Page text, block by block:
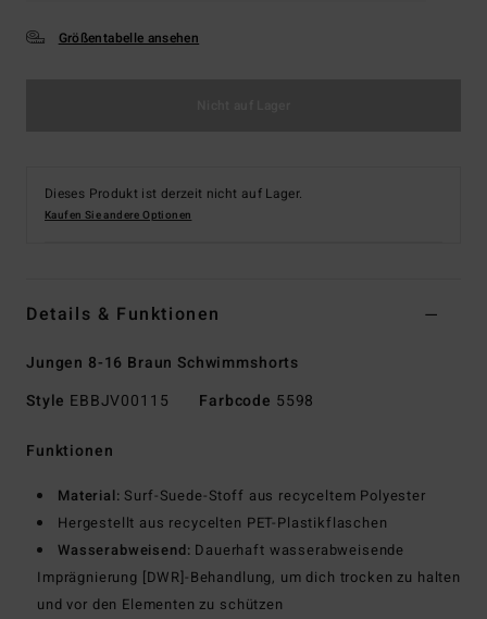
Größentabelle ansehen
Dieses Produkt ist derzeit nicht auf Lager.
Kaufen Sie andere Optionen
Details & Funktionen
Jungen 8-16 Braun Schwimmshorts
Style EBBJV00115 Farbcode 5598
Funktionen
Material: Surf-Suede-Stoff aus recyceltem Polyester
Hergestellt aus recycelten PET-Plastikflaschen
Wasserabweisend: Dauerhaft wasserabweisende
Imprägnierung [DWR]-Behandlung, um dich trocken zu halten
und vor den Elementen zu schützen